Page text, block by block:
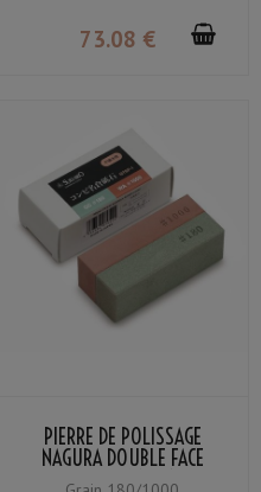
73.08 €
PIERRE DE POLISSAGE
NAGURA DOUBLE FACE
SUEHIRO GRAIN #180 /